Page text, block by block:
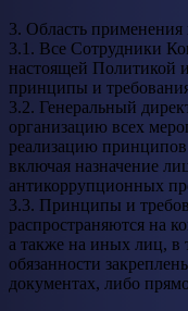
3. Область применения
3.1. Все Сотрудники
настоящей Политикой
принципы и
3.2. Генеральный
организацию всех
реализацию
включая назначение
антикоррупционных
3.3. Принципы и
распространяются на
а также на иных лиц, в
обязанности
документах, либо